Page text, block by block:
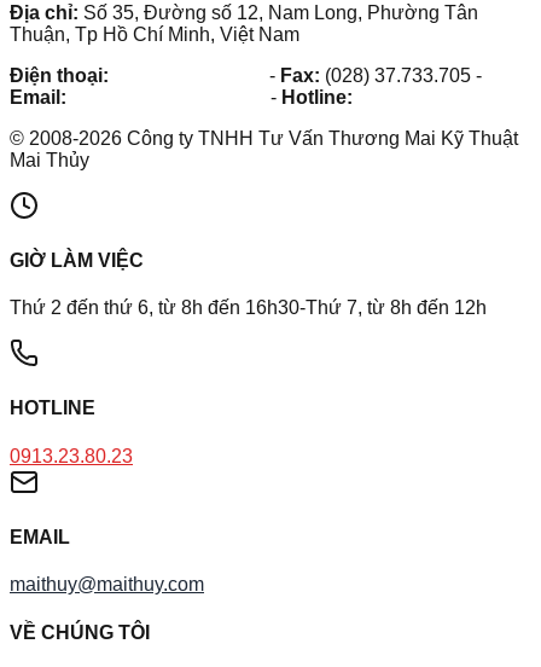
Địa chỉ: Số 35, Đường số 12, Nam Long, Phường Tân
Thuận, Tp Hồ Chí Minh, Việt Nam
Điện thoại:
- Fax: (028) 37.733.705 -
Email:
- Hotline:
© 2008-2026 Công ty TNHH Tư Vấn Thương Mai Kỹ Thuật
Mai Thủy
GIỜ LÀM VIỆC
Thứ 2 đến thứ 6, từ 8h đến 16h30-Thứ 7, từ 8h đến 12h
HOTLINE
0913.23.80.23
EMAIL
maithuy@maithuy.com
VỀ CHÚNG TÔI